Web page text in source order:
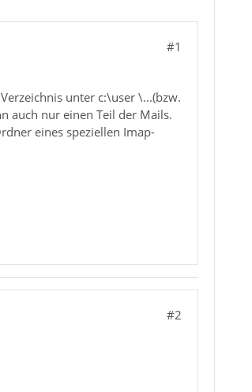
#1
unter c:\user \...(bzw.
auch nur einen Teil der Mails.
eines speziellen Imap-
#2